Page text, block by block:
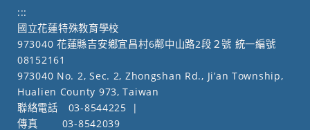
:::
國立花蓮特殊教育學校
973040 花蓮縣吉安鄉宜昌村6鄰中山路2段２號 統一編號
08152161
973040 No. 2, Sec. 2, Zhongshan Rd., Ji’an Township,
Hualien County 973, Taiwan
聯絡電話
03-8544225
|
傳真
03-8542039